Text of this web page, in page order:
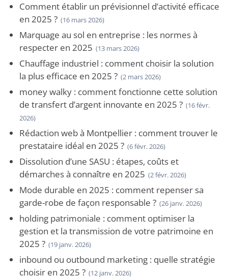
Comment établir un prévisionnel d’activité efficace
en 2025 ? (16 mars 2026)
Marquage au sol en entreprise : les normes à
respecter en 2025 (13 mars 2026)
Chauffage industriel : comment choisir la solution
la plus efficace en 2025 ? (2 mars 2026)
money walky : comment fonctionne cette solution
de transfert d’argent innovante en 2025 ? (16 févr.
2026)
Rédaction web à Montpellier : comment trouver le
prestataire idéal en 2025 ? (6 févr. 2026)
Dissolution d’une SASU : étapes, coûts et
démarches à connaître en 2025 (2 févr. 2026)
Mode durable en 2025 : comment repenser sa
garde-robe de façon responsable ? (26 janv. 2026)
holding patrimoniale : comment optimiser la
gestion et la transmission de votre patrimoine en
2025 ? (19 janv. 2026)
inbound ou outbound marketing : quelle stratégie
choisir en 2025 ? (12 janv. 2026)